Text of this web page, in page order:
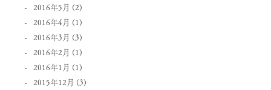
2016年5月 (2)
2016年4月 (1)
2016年3月 (3)
2016年2月 (1)
2016年1月 (1)
2015年12月 (3)